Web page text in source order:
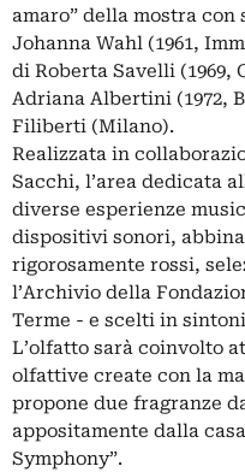
amaro” della mostra
Johanna Wahl (1961,
di Roberta Savelli (1969,
Adriana Albertini (1972,
Filiberti (Milano).
Realizzata in
Sacchi, l’area dedicata
diverse esperienze
dispositivi sonori,
rigorosamente rossi,
l’Archivio della
Terme - e scelti in
L’olfatto sarà coinvolto
olfattive create con la
propone due fragranze
appositamente dalla
Symphony”.